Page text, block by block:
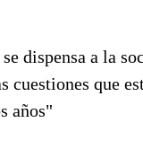
dispensa a la
cuestiones que
años"